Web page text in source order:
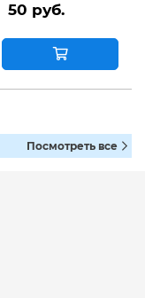
50 руб.
Посмотреть все